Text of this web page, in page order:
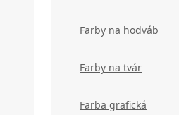
Farby na hodváb
Farby na tvár
Farba grafická